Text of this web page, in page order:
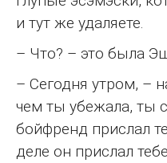
и тут же удаляете.
– Что? – это была
– Сегодня утром, –
чем ты убежала, ты
бойфренд прислал
деле он прислал